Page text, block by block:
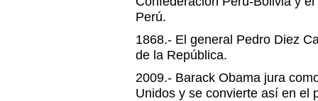
Perú.
1868.- El general Pedro Diez
de la República.
2009.- Barack Obama jura
Unidos y se convierte así en el